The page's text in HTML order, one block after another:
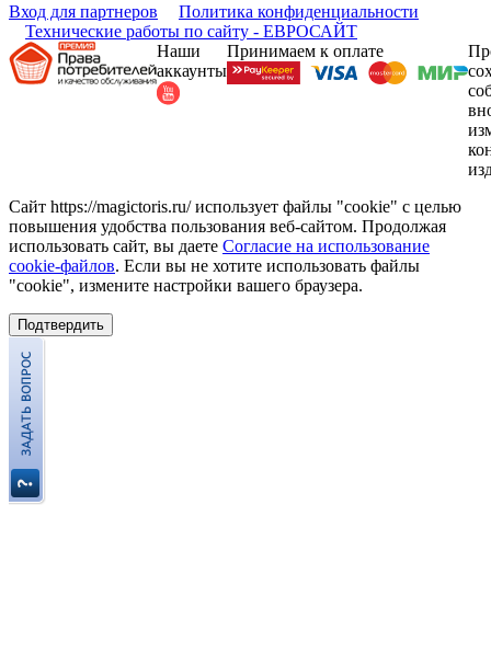
Вход для партнеров
Политика конфиденциальности
Технические работы по сайту - ЕВРОСАЙТ
Наши
аккаунты
Принимаем к оплате
Сайт https://magictoris.ru/ использует файлы "cookie" с целью
повышения удобства пользования веб-сайтом. Продолжая
использовать сайт, вы даете Согласие на использование
cookie-файлов. Если вы не хотите использовать файлы
"cookie", измените настройки вашего браузера.
Подтвердить